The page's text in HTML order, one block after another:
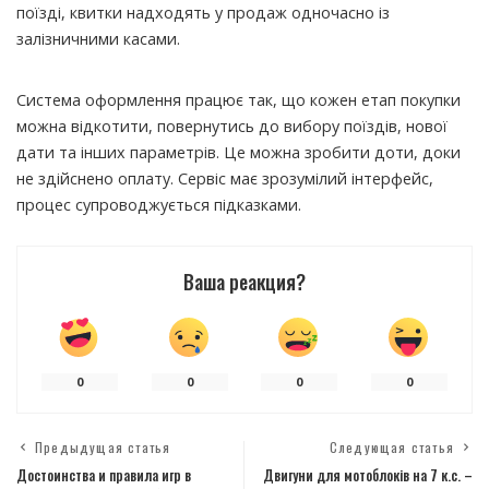
поїзді, квитки надходять у продаж одночасно із
залізничними касами.
Система оформлення працює так, що кожен етап покупки
можна відкотити, повернутись до вибору поїздів, нової
дати та інших параметрів. Це можна зробити доти, доки
не здійснено оплату. Сервіс має зрозумілий інтерфейс,
процес супроводжується підказками.
Ваша реакция?
0 0 0 0
Предыдущая статья
Достоинства и правила игр в
Следующая статья
Двигуни для мотоблоків на 7 к.с. –